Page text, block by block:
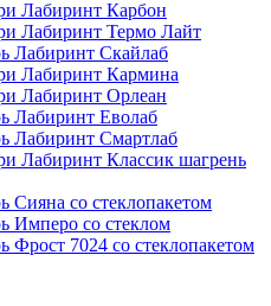
Лабиринт Карбон
Лабиринт Термо Лайт
Лабиринт Скайлаб
Лабиринт Кармина
Лабиринт Орлеан
Лабиринт Еволаб
Лабиринт Смартлаб
Лабиринт Классик шагрень
Сияна со стеклопакетом
Имперо со стеклом
Фрост 7024 со стеклопакетом